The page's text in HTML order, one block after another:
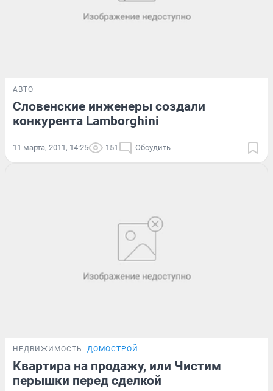
АВТО
Словенские инженеры создали
конкурента Lamborghini
11 марта, 2011, 14:25 151 Обсудить
НЕДВИЖИМОСТЬ ДОМОСТРОЙ
Квартира на продажу, или Чистим
перышки перед сделкой